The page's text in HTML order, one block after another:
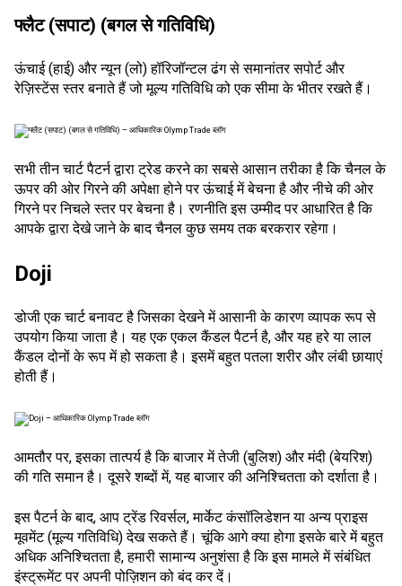
फ्लैट (सपाट) (बगल से गतिविधि)
ऊंचाई (हाई) और न्यून (लो) हॉरिजॉन्टल ढंग से समानांतर सपोर्ट और
रेज़िस्टेंस स्तर बनाते हैं जो मूल्य गतिविधि को एक सीमा के भीतर रखते हैं।
सभी तीन चार्ट पैटर्न द्वारा ट्रेड करने का सबसे आसान तरीका है कि चैनल के
ऊपर की ओर गिरने की अपेक्षा होने पर ऊंचाई में बेचना है और नीचे की ओर
गिरने पर निचले स्तर पर बेचना है। रणनीति इस उम्मीद पर आधारित है कि
आपके द्वारा देखे जाने के बाद चैनल कुछ समय तक बरकरार रहेगा।
Doji
डोजी एक चार्ट बनावट है जिसका देखने में आसानी के कारण व्यापक रूप से
उपयोग किया जाता है। यह एक एकल कैंडल पैटर्न है, और यह हरे या लाल
कैंडल दोनों के रूप में हो सकता है। इसमें बहुत पतला शरीर और लंबी छायाएं
होती हैं।
आमतौर पर, इसका तात्पर्य है कि बाजार में तेजी (बुलिश) और मंदी (बेयरिश)
की गति समान है। दूसरे शब्दों में, यह बाजार की अनिश्चितता को दर्शाता है।
इस पैटर्न के बाद, आप ट्रेंड रिवर्सल, मार्केट कंसॉलिडेशन या अन्य प्राइस
मूवमेंट (मूल्य गतिविधि) देख सकते हैं। चूंकि आगे क्या होगा इसके बारे में बहुत
अधिक अनिश्चितता है, हमारी सामान्य अनुशंसा है कि इस मामले में संबंधित
इंस्ट्रूमेंट पर अपनी पोज़िशन को बंद कर दें।